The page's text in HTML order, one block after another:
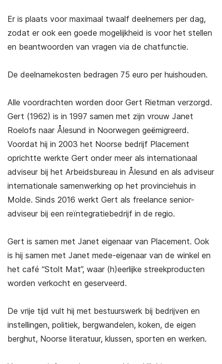
Er is plaats voor maximaal twaalf deelnemers per dag,
zodat er ook een goede mogelijkheid is voor het stellen
en beantwoorden van vragen via de chatfunctie.
De deelnamekosten bedragen 75 euro per huishouden.
Alle voordrachten worden door Gert Rietman verzorgd.
Gert (1962) is in 1997 samen met zijn vrouw Janet
Roelofs naar Ålesund in Noorwegen geëmigreerd.
Voordat hij in 2003 het Noorse bedrijf Placement
oprichtte werkte Gert onder meer als internationaal
adviseur bij het Arbeidsbureau in Ålesund en als adviseur
internationale samenwerking op het provinciehuis in
Molde. Sinds 2016 werkt Gert als freelance senior-
adviseur bij een reïntegratiebedrijf in de regio.
Gert is samen met Janet eigenaar van Placement. Ook
is hij samen met Janet mede-eigenaar van de winkel en
het café “Stolt Mat”, waar (h)eerlijke streekproducten
worden verkocht en geserveerd.
De vrije tijd vult hij met bestuurswerk bij bedrijven en
instellingen, politiek, bergwandelen, koken, de eigen
berghut, Noorse literatuur, klussen, sporten en werken.